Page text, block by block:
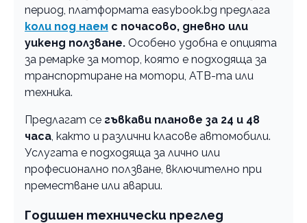
период, платформата easybook.bg предлага
коли под наем с почасово, дневно или
уикенд ползване. Особено удобна е опцията
за ремарке за мотор, която е подходяща за
транспортиране на мотори, АТВ-та или
техника.
Предлагат се гъвкави планове за 24 и 48
часа, както и различни класове автомобили.
Услугата е подходяща за лично или
професионално ползване, включително при
преместване или аварии.
Годишен технически преглед